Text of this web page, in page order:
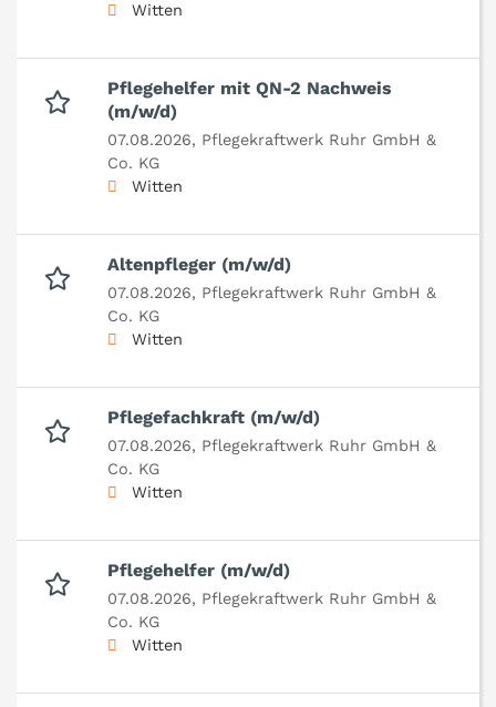
Witten
Pflegehelfer mit QN-2 Nachweis
(m/w/d)
07.08.2026, Pflegekraftwerk Ruhr GmbH &
Co. KG
Witten
Altenpfleger (m/w/d)
07.08.2026, Pflegekraftwerk Ruhr GmbH &
Co. KG
Witten
Pflegefachkraft (m/w/d)
07.08.2026, Pflegekraftwerk Ruhr GmbH &
Co. KG
Witten
Pflegehelfer (m/w/d)
07.08.2026, Pflegekraftwerk Ruhr GmbH &
Co. KG
Witten